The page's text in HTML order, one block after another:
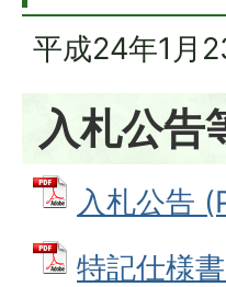
平成24年1月
入札公告
入札公告
特記仕様